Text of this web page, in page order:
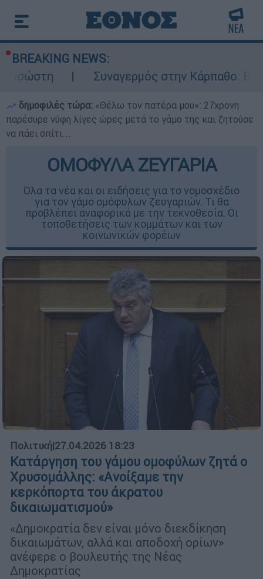
BREAKING NEWS:
Συναγερμός στην Κάρπαθο: Βρέθηκαν παλιά
δημοφιλές τώρα: «Θέλω τον πατέρα μου»: 27χρονη
παρέσυρε νύφη λίγες ώρες μετά το γάμο της και ζητούσε
να πάει σπίτι...
ΟΜΟΦΥΛΑ ΖΕΥΓΑΡΙΑ
Όλα τα νέα και οι ειδήσεις για το νομοσχέδιο
για τον γάμο ομόφυλων ζευγαριών. Τι θα
προβλέπει αναφορικά με την τεκνοθεσία. Οι
τοποθετήσεις των κομμάτων και των
κοινωνικών φορέων
Πολιτική|27.04.2026 18:23
Κατάργηση του γάμου ομοφύλων ζητά ο
Χρυσομάλλης: «Aνοίξαμε την
κερκόπορτα του άκρατου
δικαιωματισμού»
«Δημοκρατία δεν είναι μόνο διεκδίκηση
δικαιωμάτων, αλλά και αποδοχή ορίων»
ανέφερε ο βουλευτής της Νέας
Δημοκρατίας